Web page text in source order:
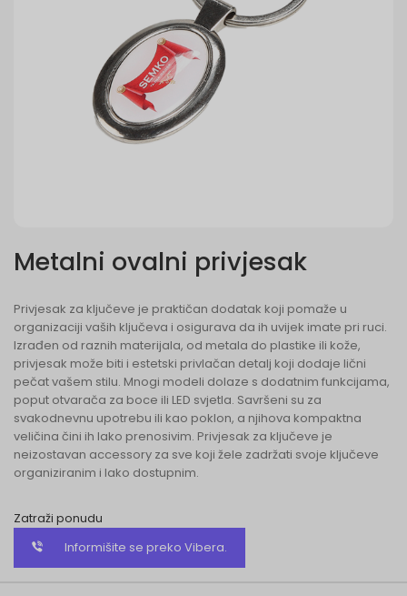
Metalni ovalni privjesak
Privjesak za ključeve je praktičan dodatak koji pomaže u
organizaciji vaših ključeva i osigurava da ih uvijek imate pri ruci.
Izrađen od raznih materijala, od metala do plastike ili kože,
privjesak može biti i estetski privlačan detalj koji dodaje lični
pečat vašem stilu. Mnogi modeli dolaze s dodatnim funkcijama,
poput otvarača za boce ili LED svjetla. Savršeni su za
svakodnevnu upotrebu ili kao poklon, a njihova kompaktna
veličina čini ih lako prenosivim. Privjesak za ključeve je
neizostavan accessory za sve koji žele zadržati svoje ključeve
organiziranim i lako dostupnim.
Zatraži ponudu
Informišite se preko Vibera.